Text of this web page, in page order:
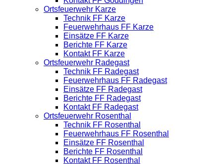
Ortsfeuerwehr Karze
Technik FF Karze
Feuerwehrhaus FF Karze
Einsätze FF Karze
Berichte FF Karze
Kontakt FF Karze
Ortsfeuerwehr Radegast
Technik FF Radegast
Feuerwehrhaus FF Radegast
Einsätze FF Radegast
Berichte FF Radegast
Kontakt FF Radegast
Ortsfeuerwehr Rosenthal
Technik FF Rosenthal
Feuerwehrhaus FF Rosenthal
Einsätze FF Rosenthal
Berichte FF Rosenthal
Kontakt FF Rosenthal